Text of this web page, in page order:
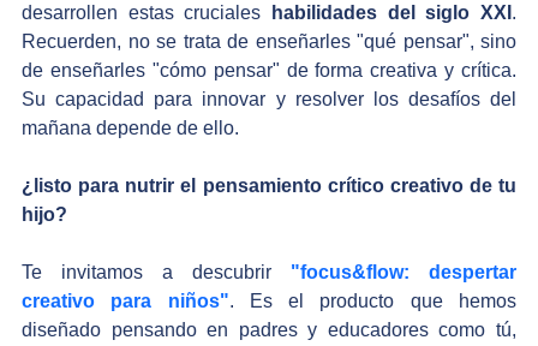
desarrollen estas cruciales
habilidades del siglo XXI .
Recuerden, no se trata de enseñarles "qué pensar", sino
de enseñarles "cómo pensar" de forma creativa y crítica.
Su capacidad para innovar y resolver los desafíos del
mañana depende de ello.
¿listo para nutrir el pensamiento crítico creativo de tu
hijo?
Te invitamos a descubrir
"focus&flow: despertar
creativo para niños". Es el producto que hemos
diseñado pensando en padres y educadores como tú,